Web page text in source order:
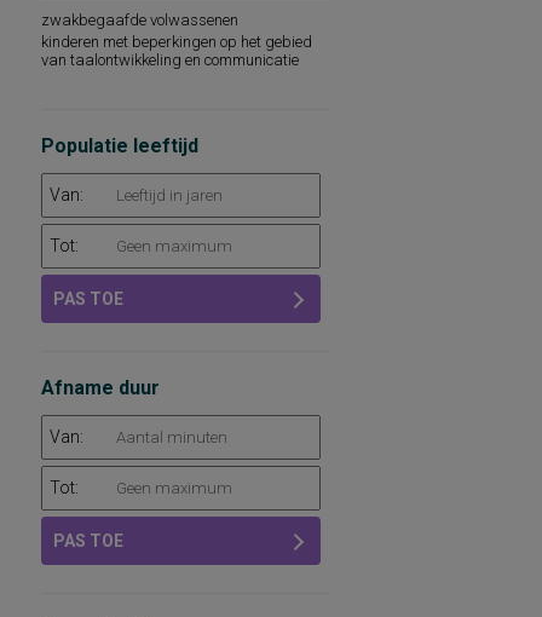
zwakbegaafde volwassenen
kinderen met beperkingen op het gebied
van taalontwikkeling en communicatie
Populatie leeftijd
Van:
Tot:
PAS TOE
Afname duur
Van:
Tot:
PAS TOE